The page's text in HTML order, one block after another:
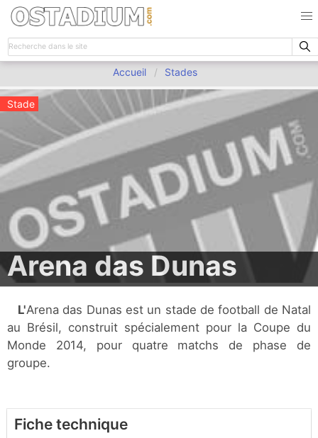
Accueil Stades
Stade
Arena das Dunas
L'Arena das Dunas est un stade de football de Natal
au Brésil, construit spécialement pour la Coupe du
Monde 2014, pour quatre matchs de phase de
groupe.
Fiche technique